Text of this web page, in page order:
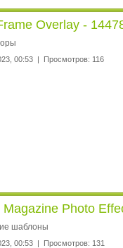
Overlay -
00:53 | Просмотров: 116
Photo
шаблоны
00:53 | Просмотров: 131